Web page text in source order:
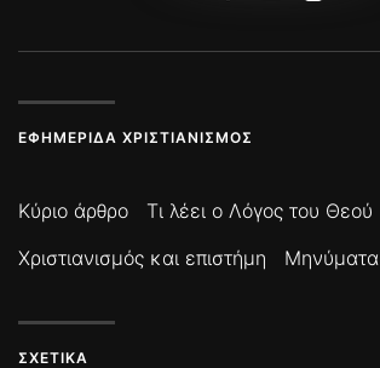
ΕΦΗΜΕΡΊΔΑ ΧΡΙΣΤΙΑΝΙΣΜΌΣ
Κύριο άρθρο Τι λέει ο Λόγος του Θεού
Χριστιανισμός και επιστήμη
Μηνύματα
ΣΧΕΤΙΚΆ